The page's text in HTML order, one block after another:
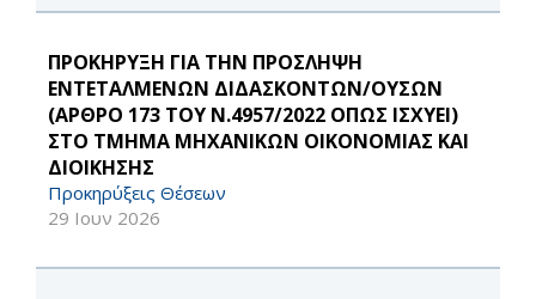
ΠΡΟΚΗΡΥΞΗ ΓΙΑ ΤΗΝ ΠΡΟΣΛΗΨΗ
ΕΝΤΕΤΑΛΜΕΝΩΝ ΔΙΔΑΣΚΟΝΤΩΝ/ΟΥΣΩΝ
(ΑΡΘΡΟ 173 ΤΟΥ Ν.4957/2022 ΟΠΩΣ ΙΣΧΥΕΙ)
ΣΤΟ ΤΜΗΜΑ ΜΗΧΑΝΙΚΩΝ ΟΙΚΟΝΟΜΙΑΣ ΚΑΙ
ΔΙΟΙΚΗΣΗΣ
Προκηρύξεις Θέσεων
29 Ιουν 2026